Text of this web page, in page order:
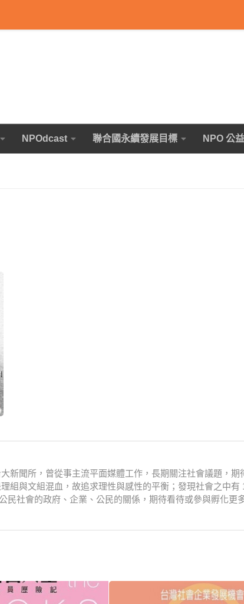
NPOdcast 聯合國永續發展目標 NPO 公
新聞所，曾從事主流平面媒體工作，長期關注社會議題，期
組與文組混血，故追求理性與感性的平衡；發現社會之中有
民社會的政府、企業、公民的關係，期待看待或參與孵化更